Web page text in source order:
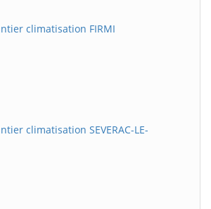
climatisation FIRMI
climatisation SEVERAC-LE-